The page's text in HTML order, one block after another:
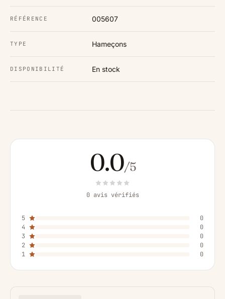
RÉFÉRENCE 005607
TYPE Hameçons
DISPONIBILITÉ En stock
0.0/5
0 avis vérifiés
5
0
4
0
3
0
2
0
1
0